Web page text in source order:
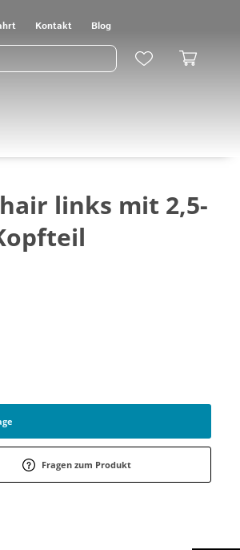
Kontakt Blog
links mit 2,5-
Fragen zum Produkt